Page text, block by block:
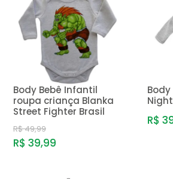
Body Bebê Infantil
roupa criança Blanka
Street Fighter Brasil
R$ 49,99
R$ 39,99
R$